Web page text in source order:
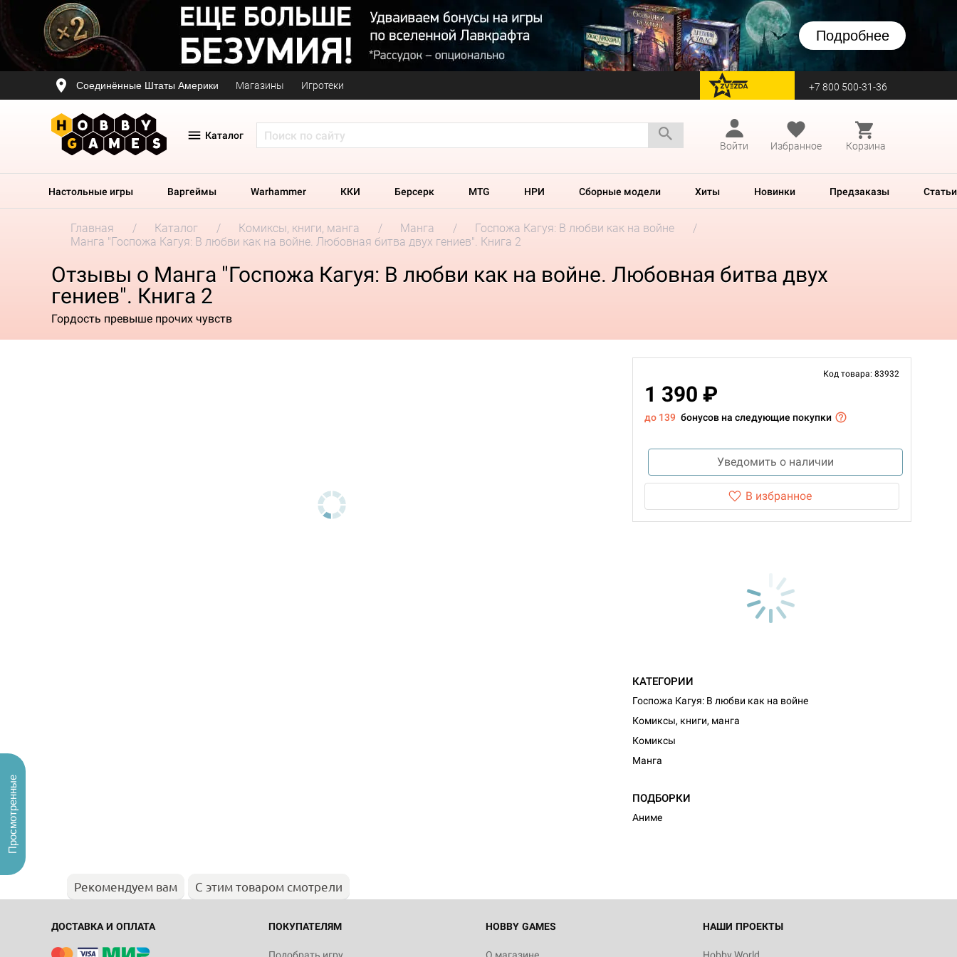
Подробнее
Соединённые Штаты Америки Магазины Игротеки перейти на Zvezda +7 800 500-31-36
Каталог
Войти
Избранное Корзина
Настольные игры Варгеймы Warhammer ККИ Берсерк MTG НРИ Сборные модели Хиты Новинки Предзаказы Статьи
Главная Каталог Комиксы, книги, манга Манга
Госпожа Кагуя: В любви как на войне
Манга "Госпожа Кагуя: В любви как на войне. Любовная битва двух гениев". Книга 2
Отзывы о Манга "Госпожа Кагуя: В любви как на войне. Любовная битва двух
гениев". Книга 2
Гордость превыше прочих чувств
Код товара: 83932
1 390 ₽
до 139 бонусов на следующие покупки
Уведомить о наличии
В избранное
КАТЕГОРИИ
Госпожа Кагуя: В любви как на войне
Комиксы, книги, манга
Комиксы
Манга
ПОДБОРКИ
Аниме
Рекомендуем вам С этим товаром смотрели
ДОСТАВКА И ОПЛАТА ПОКУПАТЕЛЯМ HOBBY GAMES НАШИ ПРОЕКТЫ
Просмотренные
Настольная игра Hobby World Журнал
"Мир фантастики. Спецвыпуск: Братья
империи: Боевая тревога
799